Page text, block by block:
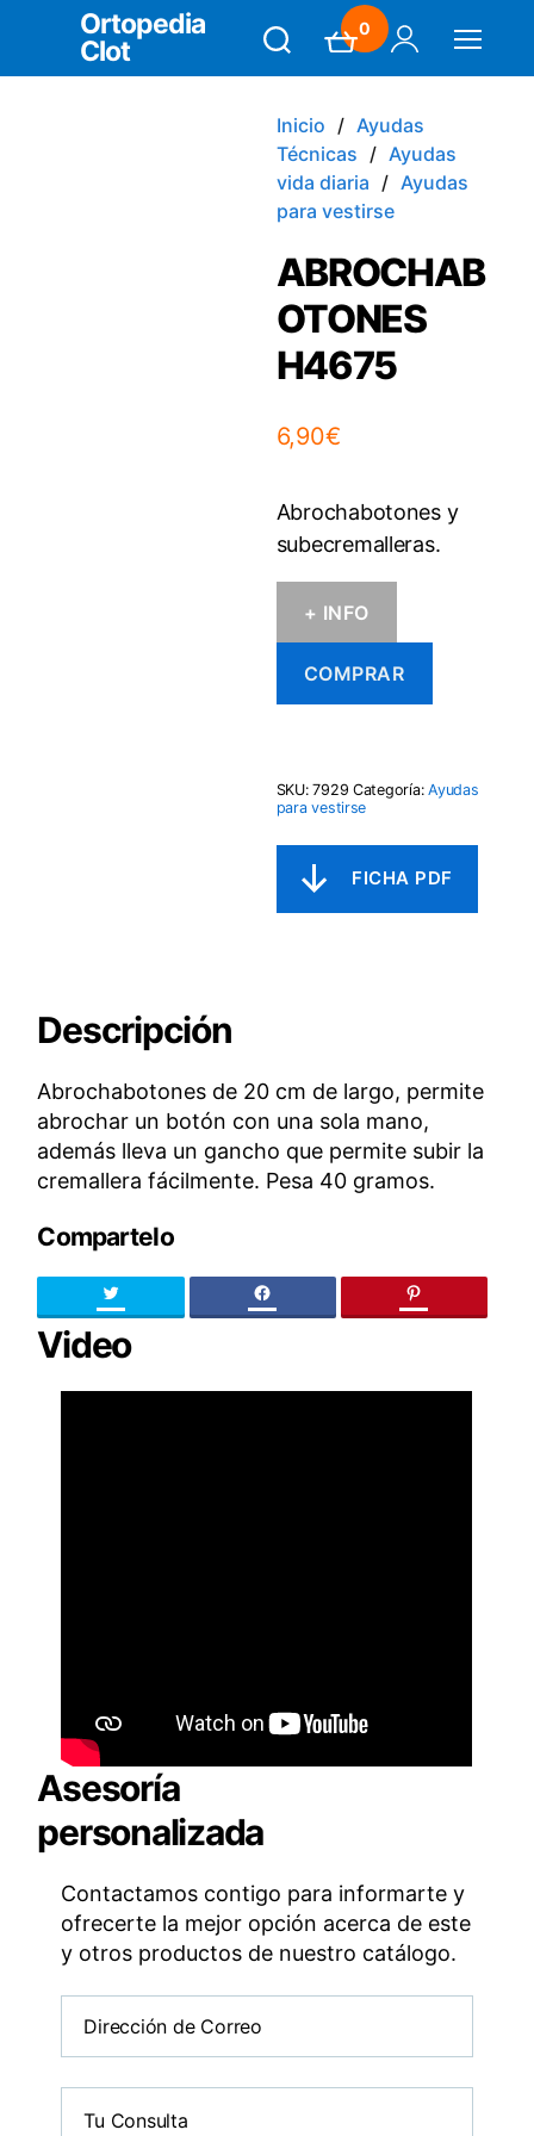
Ortopedia
Clot
0
Inicio
Ayudas
Técnicas
Ayudas
vida diaria
Ayudas
para vestirse
ABROCHAB
OTONES
H4675
6,90€
Abrochabotones y
subecremalleras.
+ INFO
COMPRAR
SKU:7929 Categoría:Ayudas
para vestirse
Descripción
Abrochabotones de 20 cm de largo, permite
abrochar un botón con una sola mano,
además lleva un gancho que permite subir la
cremallera fácilmente. Pesa 40 gramos.
Compartelo
Twitter facebook pinteres
Video
Asesoría
personalizada
Contactamos contigo para informarte y
ofrecerte la mejor opción acerca de este
y otros productos de nuestro catálogo.